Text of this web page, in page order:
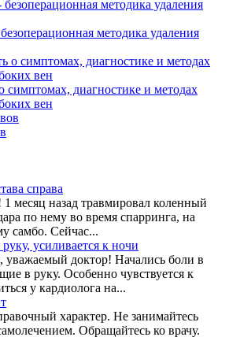
методика удаления
симптомах, диагностике и методах
вен
справа
1 месяц назад травмировал коленный
по нему во время спарринга, на
самбо. Сейчас...
усиливается к ночи
доктор! Начались боли в
в руку. Особенно чувствуется к
у кардиолога на...
характер. Не занимайтесь
Обращайтесь ко врачу.